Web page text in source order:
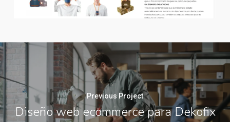
Previous Project
Diseño web ecommerce para Dekofix